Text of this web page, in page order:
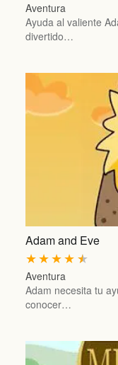
Aventura
Ayuda al valiente
divertido…
Adam and Eve
★
★
★
★
★
Aventura
Adam necesita tu
conocer…